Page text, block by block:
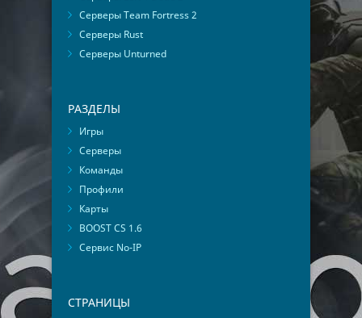
Серверы Team Fortress 2
Серверы Rust
Серверы Unturned
РАЗДЕЛЫ
Игры
Серверы
Команды
Профили
Карты
BOOST CS 1.6
Сервис No-IP
СТРАНИЦЫ